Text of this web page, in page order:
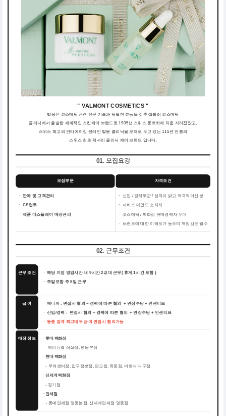
" VALMONT COSMETICS "
발몽은 코스메틱 관련 전문 기술과 탁월한 효능을 갖춘 셀룰러 코스메틱
클리닉에서 출발한 세계적인 스킨케어 브랜드로 1905년 스위스 몽트뢰에 처음 자리잡았고,
스위스 최고의 안티에이징 센터인 발몽 클리닉을 모체로 두고 있는 115년 전통의
스위스 최초 럭셔리 클리닉 케어 브랜드 입니다.
01. 모집요강
모집부문 자격조건
ㆍ 판매 및 고객관리
ㆍ CS업무
ㆍ 제품 디스플레이 매장관리
ㆍ
신입 / 경력무관 / 성격이 밝고 적극적이신 분
ㆍ
서비스 마인드 소지자
ㆍ
코스메틱 / 백화점 판매경력자 우대
ㆍ
브랜드에 대한 이해도가 높으며 책임감은 필수
02. 근무조건
근무 조건
ㆍ 해당 지점 영업시간 내 9시간 2교대 근무( 휴게 1시간 포함 )
ㆍ 주말포함 주 5일 근무
급 여 ㆍ 매니저 : 면접시 협의 ~ 경력에 따른 협의 + 연장수당 + 인센티브
ㆍ 신입/경력 : 면접시 협의 ~ 경력에 따른 협의 + 연장수당 + 인센티브
ㆍ 동종 업계 최고대우 급여 면접시 협의가능
매장 정보 ㆍ롯데 백화점
-에비뉴엘 잠실점, 명동본점
ㆍ현대 백화점
- 무역센터점, 압구정본점, 판교점, 목동점, 더현대 대구점
ㆍ신세계 백화점
- 경기점
ㆍ면세점
- 롯데면세점 명동본점, 신세계면세점 명동점